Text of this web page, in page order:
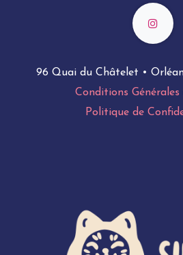
96 Quai du Châtelet •
Conditions Générales
Politique de